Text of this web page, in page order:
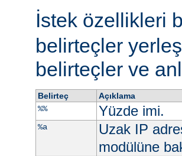
İstek özellikleri
belirteçler
belirteçler ve
Belirteç
Açıklama
%%
Yüzde imi.
%a
Uzak IP
modülüne